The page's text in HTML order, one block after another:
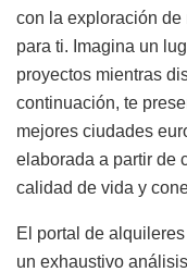
con la exploración de
para ti. Imagina un
proyectos mientras
continuación, te
mejores ciudades
elaborada a partir de
calidad de vida y
El portal de
un exhaustivo